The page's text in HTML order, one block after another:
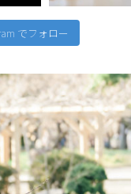
でフォロー